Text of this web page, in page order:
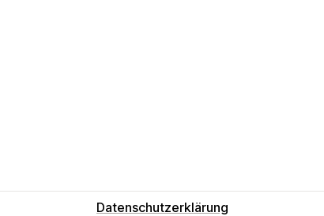
Datenschutzerklärung